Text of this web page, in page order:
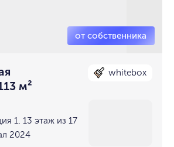
м²
whitebox
1, 13 этаж из 17
2024